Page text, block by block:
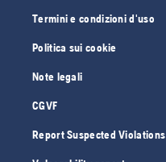
Termini e condizioni d'uso
Politica sui cookie
Note legali
CGVF
Report Suspected Violations